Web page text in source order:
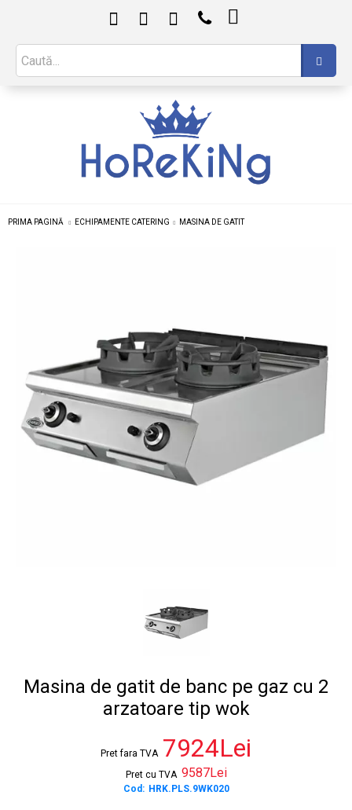

PRIMA PAGINĂ ECHIPAMENTE CATERING MASINA DE GATIT
Masina de gatit de banc pe gaz cu 2
arzatoare tip wok
Pret fara TVA 7924Lei
Pret cu TVA 9587Lei
Cod: HRK.PLS.9WK020